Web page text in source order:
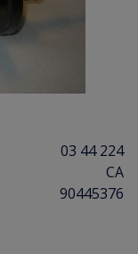
03 44 224
CA
90445376